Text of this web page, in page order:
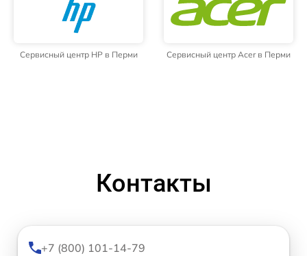
Сервисный центр HP в Перми Сервисный центр Acer в Перми
Контакты
+7 (800) 101-14-79